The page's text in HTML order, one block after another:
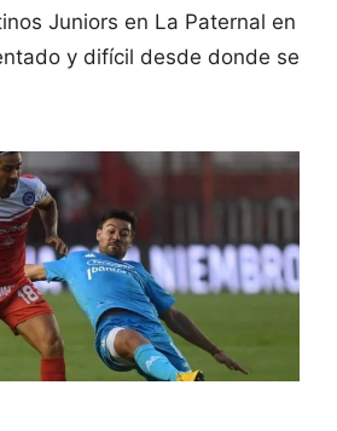
Juniors en La Paternal en
y difícil desde donde se